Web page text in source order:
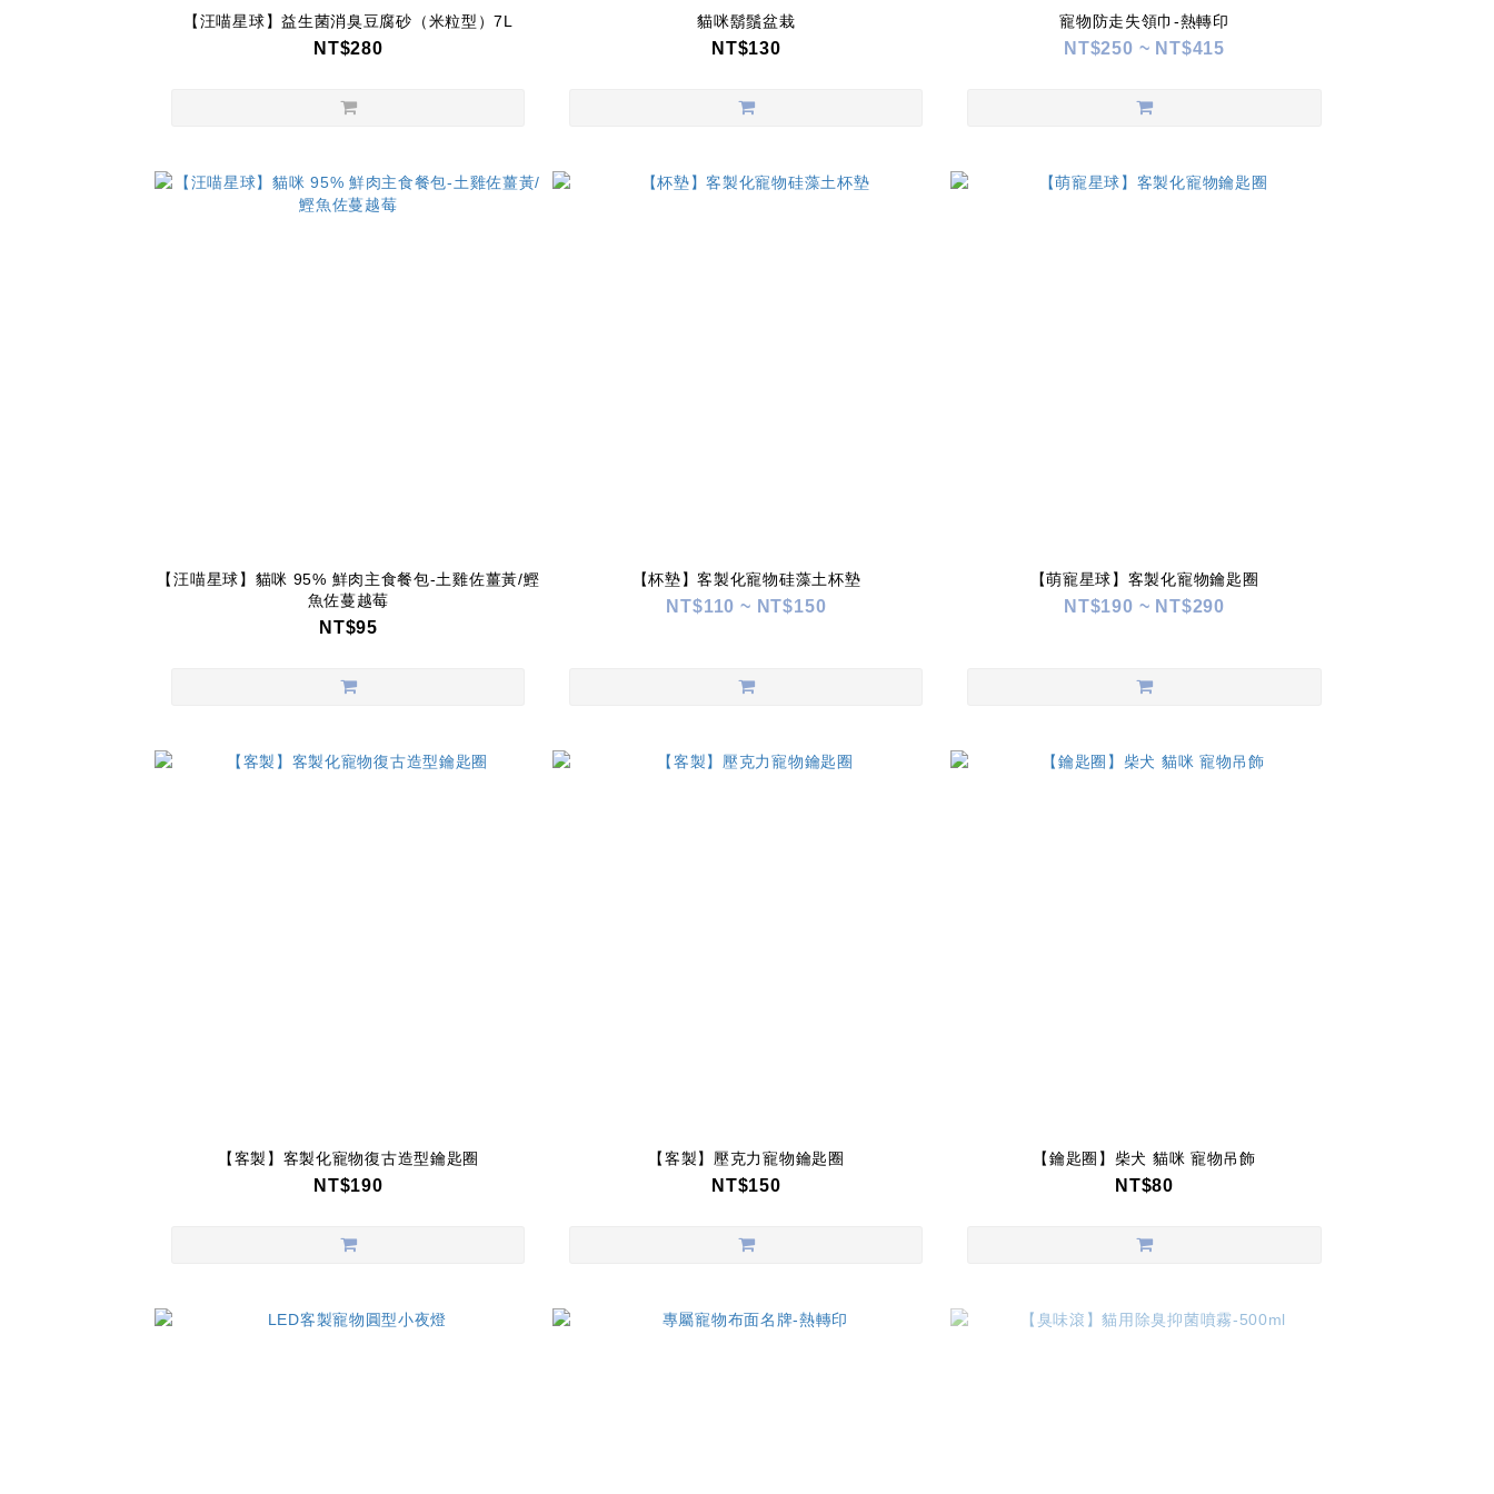
【汪喵星球】益生菌消臭豆腐砂（米粒型）7L
NT$280
貓咪鬍鬚盆栽
NT$130
寵物防走失領巾-熱轉印
NT$250 ~ NT$415
【汪喵星球】貓咪 95% 鮮肉主食餐包-土雞佐薑黃/鰹
魚佐蔓越莓
NT$95
【杯墊】客製化寵物硅藻土杯墊
NT$110 ~ NT$150
【萌寵星球】客製化寵物鑰匙圈
NT$190 ~ NT$290
【客製】客製化寵物復古造型鑰匙圈
NT$190
【客製】壓克力寵物鑰匙圈
NT$150
【鑰匙圈】柴犬 貓咪 寵物吊飾
NT$80